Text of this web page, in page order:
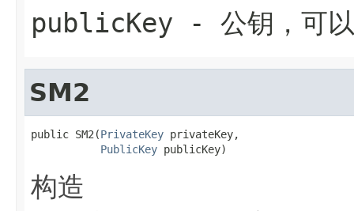
publicKey - 公钥，可以
SM2
public SM2(PrivateKey privateKey,
PublicKey publicKey)
构造